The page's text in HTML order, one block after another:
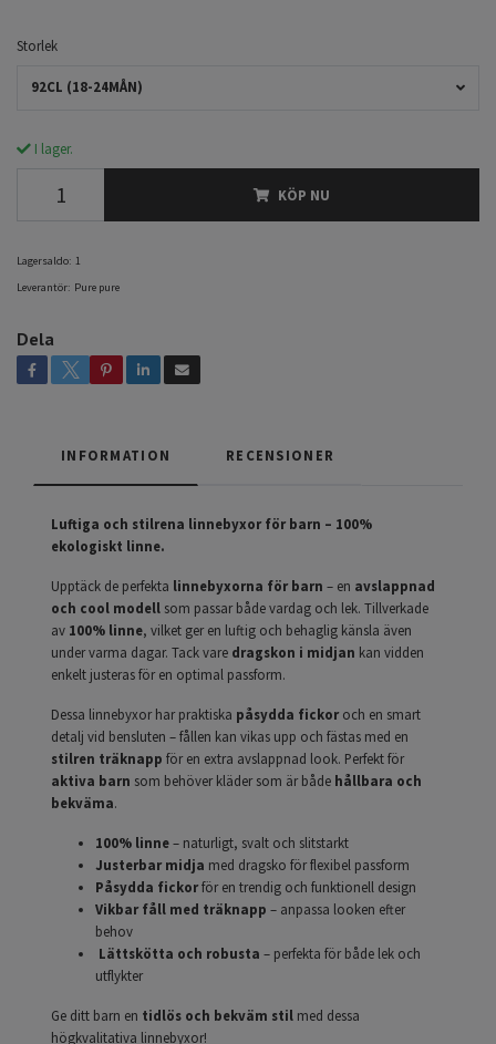
Storlek
92CL (18-24MÅN)
I lager.
KÖP NU
Lagersaldo: 1
Leverantör: Pure pure
Dela
INFORMATION RECENSIONER
Luftiga och stilrena linnebyxor för barn – 100%
ekologiskt linne.
Upptäck de perfekta linnebyxorna för barn – en avslappnad
och cool modell som passar både vardag och lek. Tillverkade
av 100% linne, vilket ger en luftig och behaglig känsla även
under varma dagar. Tack vare dragskon i midjan kan vidden
enkelt justeras för en optimal passform.
Dessa linnebyxor har praktiska påsydda fickor och en smart
detalj vid bensluten – fållen kan vikas upp och fästas med en
stilren träknapp för en extra avslappnad look. Perfekt för
aktiva barn som behöver kläder som är både hållbara och
bekväma.
100% linne– naturligt, svalt och slitstarkt
Justerbar midja med dragsko för flexibel passform
Påsydda fickorför en trendig och funktionell design
Vikbar fåll med träknapp – anpassa looken efter
behov
Lättskötta och robusta – perfekta för både lek och
utflykter
Ge ditt barn en tidlös och bekväm stil med dessa
högkvalitativa linnebyxor!